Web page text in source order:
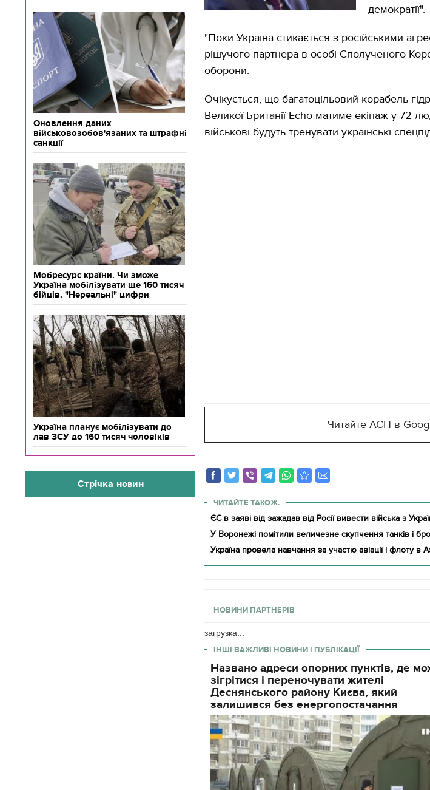
Оновлення даних
військовозобов'язаних та штрафні
санкції
Мобресурс країни. Чи зможе
Україна мобілізувати ще 160 тисяч
бійців. "Нереальні" цифри
Україна планує мобілізувати до
лав ЗСУ до 160 тисяч чоловіків
Стрічка новин
демократії".
"Поки Україна стикається з російськими
рішучого партнера в особі Сполученого
оборони.
Очікується, що багатоцільовий корабель
Великої Британії Echo матиме екіпаж у 72
військові будуть тренувати українські
Читайте АСН в
ЧИТАЙТЕ ТАКОЖ.
ЄС в заяві від зажадав від Росії вивести війська з
У Воронежі помітили величезне скупчення танків і
Україна провела навчання за участю авіації і флоту в
НОВИНИ ПАРТНЕРІВ
загрузка...
ІНШІ ВАЖЛИВІ НОВИНИ І ПУБЛІКАЦІЇ
Названо адреси опорних пунктів, де
зігрітися і переночувати жителі
Деснянського району Києва, який
залишився без енергопостачання